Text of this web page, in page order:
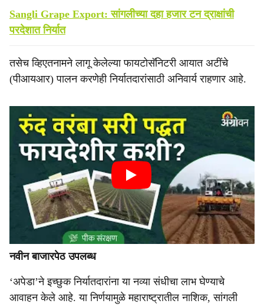
Sangli Grape Export: सांगलीच्या दहा हजार टन द्राक्षांची
परदेशात निर्यात
तसेच व्हिएतनामने लागू केलेल्या फायटोसॅनिटरी आयात अटींचे
(पीआयआर) पालन करणेही निर्यातदारांसाठी अनिवार्य राहणार आहे.
नवीन बाजारपेठ उपलब्ध
‘अपेडा’ने इच्छुक निर्यातदारांना या नव्या संधीचा लाभ घेण्याचे
आवाहन केले आहे. या निर्णयामुळे महाराष्ट्रातील नाशिक, सांगली